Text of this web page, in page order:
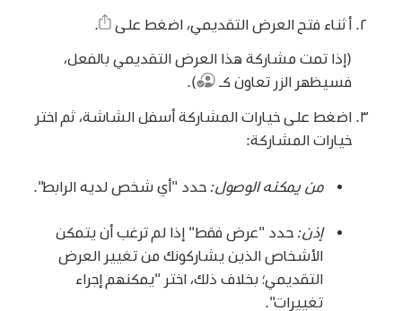
أثناء فتح العرض التقديمي، اضغط على
(إذا تمت مشاركة هذا العرض التقديمي بالفعل،
فسيظهر الزر تعاون كـ
).
اضغط على خيارات المشاركة أسفل الشاشة، ثم اختر
خيارات المشاركة:
من يمكنه الوصول:حدد "أي شخص لديه الرابط".
إذن:حدد "عرض فقط" إذا لم ترغب أن يتمكن
الأشخاص الذين يشاركونك من تغيير العرض
التقديمي؛ بخلاف ذلك، اختر "يمكنهم إجراء
تغييرات".